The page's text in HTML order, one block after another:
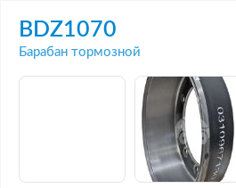
BDZ1070
Барабан тормозной